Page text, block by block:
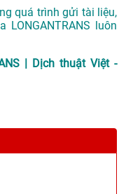
quá trình gửi tài liệu,
luôn
| Dịch thuật Việt -